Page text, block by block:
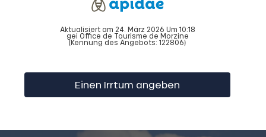
Aktualisiert am 24. März 2026 Um 10:18
gei Office de Tourisme de Morzine
(Kennung des Angebots: 122806)
Einen Irrtum angeben